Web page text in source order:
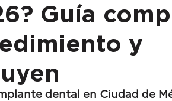
Guía
y
dental en Ciudad de